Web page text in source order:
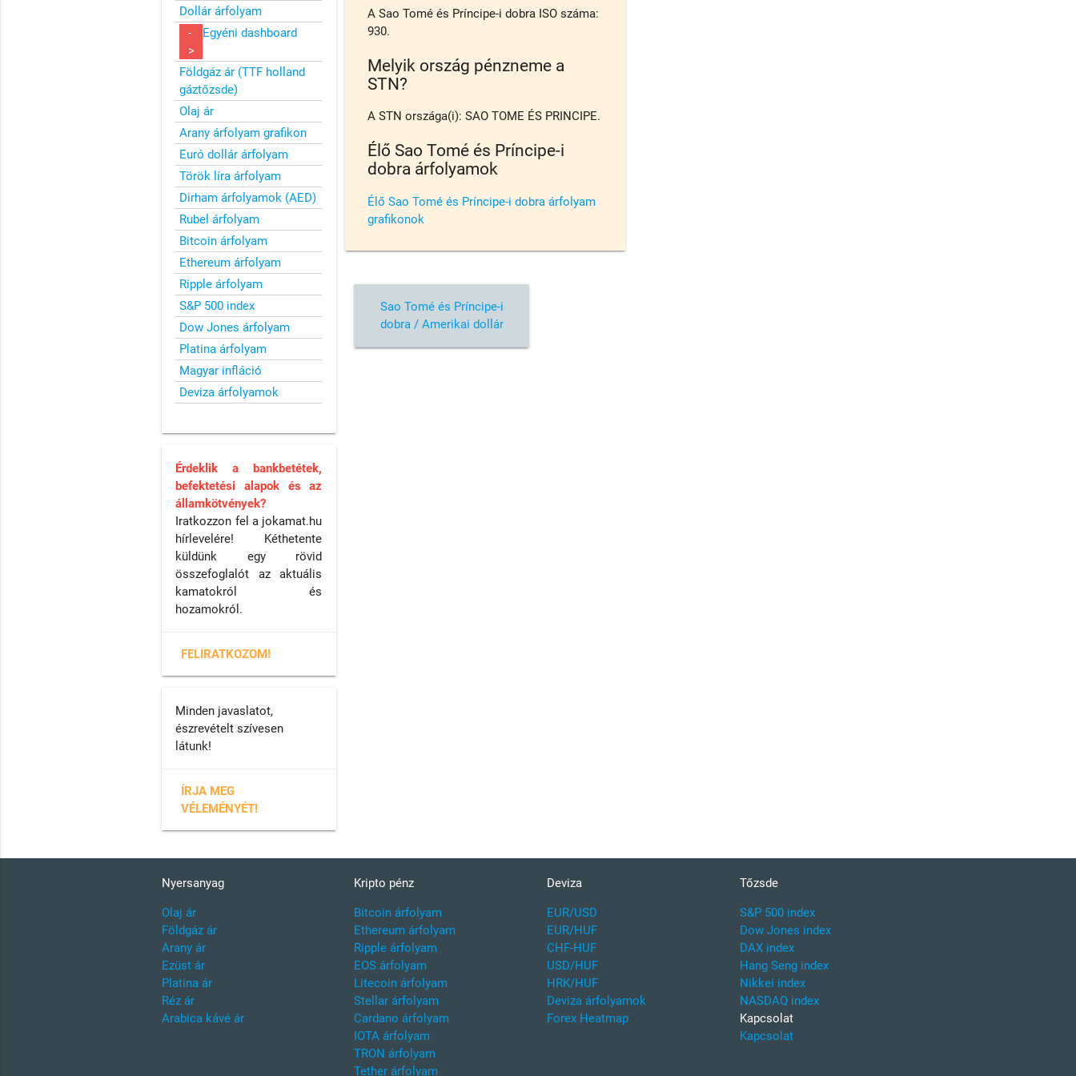
A Sao Tomé és Príncipe-i dobra ISO száma:
930.
Melyik ország pénzneme a
STN?
A STN országa(i): SAO TOME ÉS PRINCIPE.
Élő Sao Tomé és Príncipe-i
dobra árfolyamok
Élő Sao Tomé és Príncipe-i dobra árfolyam
grafikonok
Sao Tomé és Príncipe-i
dobra / Amerikai dollár
Dollár árfolyam
-
>
Egyéni dashboard
Földgáz ár (TTF holland
gáztőzsde)
Olaj ár
Arany árfolyam grafikon
Euró dollár árfolyam
Török líra árfolyam
Dirham árfolyamok (AED)
Rubel árfolyam
Bitcoin árfolyam
Ethereum árfolyam
Ripple árfolyam
S&P 500 index
Dow Jones árfolyam
Platina árfolyam
Magyar infláció
Deviza árfolyamok
Érdeklik a bankbetétek,
befektetési alapok és az
államkötvények?
Iratkozzon fel a jokamat.hu
hírlevelére! Kéthetente
küldünk egy rövid
összefoglalót az aktuális
kamatokról és
hozamokról.
FELIRATKOZOM!
Minden javaslatot,
észrevételt szívesen
látunk!
ÍRJA MEG
VÉLEMÉNYÉT!
Nyersanyag
Olaj ár
Földgáz ár
Arany ár
Ezüst ár
Platina ár
Réz ár
Arabica kávé ár
Kripto pénz
Bitcoin árfolyam
Ethereum árfolyam
Ripple árfolyam
EOS árfolyam
Litecoin árfolyam
Stellar árfolyam
Cardano árfolyam
IOTA árfolyam
TRON árfolyam
Tether árfolyam
Deviza
EUR/USD
EUR/HUF
CHF-HUF
USD/HUF
HRK/HUF
Deviza árfolyamok
Forex Heatmap
Tőzsde
S&P 500 index
Dow Jones index
DAX index
Hang Seng index
Nikkei index
NASDAQ index
Kapcsolat
Kapcsolat